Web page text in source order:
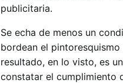
publicitaria.
Se echa de menos un
bordean el
resultado, en lo visto, es
constatar el cumplimiento